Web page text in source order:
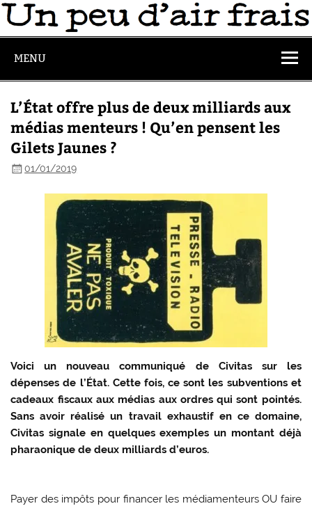
MENU
L’État offre plus de deux milliards aux
médias menteurs ! Qu’en pensent les
Gilets Jaunes ?
01/01/2019
Voici un nouveau communiqué de Civitas sur les
dépenses de l’État. Cette fois, ce sont les subventions et
cadeaux fiscaux aux médias aux ordres qui sont pointés.
Sans avoir réalisé un travail exhaustif en ce domaine,
Civitas signale en quelques exemples un montant déjà
pharaonique de deux milliards d’euros.
Payer des impôts pour financer les médiamenteurs OU faire